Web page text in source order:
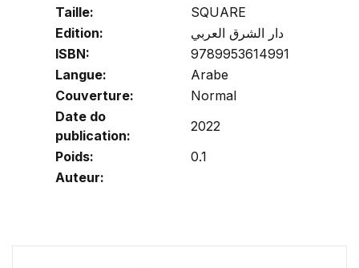
Taille:
SQUARE
Edition:
دار الشرق العربي
ISBN:
9789953614991
Langue:
Arabe
Couverture:
Normal
Date do
publication:
2022
Poids:
0.1
Auteur: